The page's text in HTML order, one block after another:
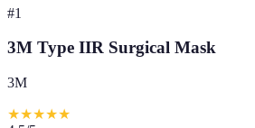
#1
3M Type IIR Surgical Mask
3M
★★★★★